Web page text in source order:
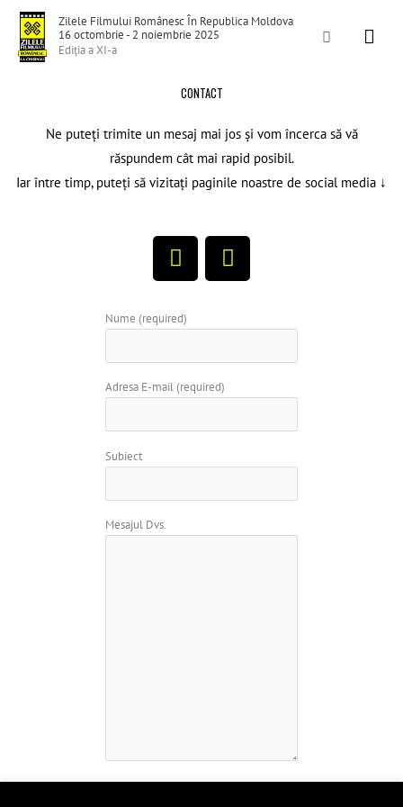
content
Zilele Filmului Românesc În Republica Moldova
16 octombrie - 2 noiembrie 2025
Ediția a XI-a
Search
CONTACT
Ne puteți trimite un mesaj mai jos și vom încerca să vă
răspundem cât mai rapid posibil.
Iar între timp, puteți să vizitați paginile noastre de social media ↓
F
a
c
e
b
o
o
k
Y
o
u
u
b
Nume (required)
Adresa E-mail (required)
Subiect
Mesajul Dvs.